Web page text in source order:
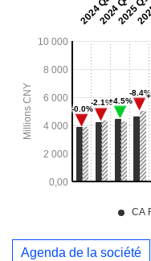
Agenda de la société